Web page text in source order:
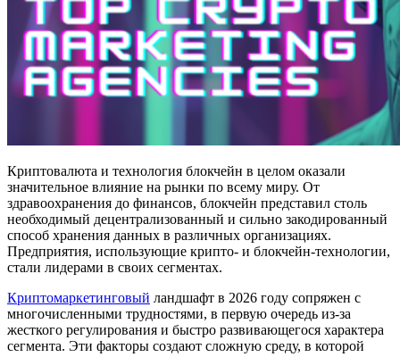
Криптовалюта и технология блокчейн в целом оказали
значительное влияние на рынки по всему миру. От
здравоохранения до финансов, блокчейн представил столь
необходимый децентрализованный и сильно закодированный
способ хранения данных в различных организациях.
Предприятия, использующие крипто- и блокчейн-технологии,
стали лидерами в своих сегментах.
Криптомаркетинговый ландшафт в 2026 году сопряжен с
многочисленными трудностями, в первую очередь из-за
жесткого регулирования и быстро развивающегося характера
сегмента. Эти факторы создают сложную среду, в которой